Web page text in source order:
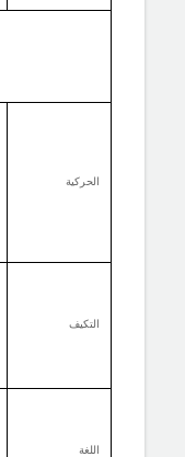
الحركية
التكيف
اللغة